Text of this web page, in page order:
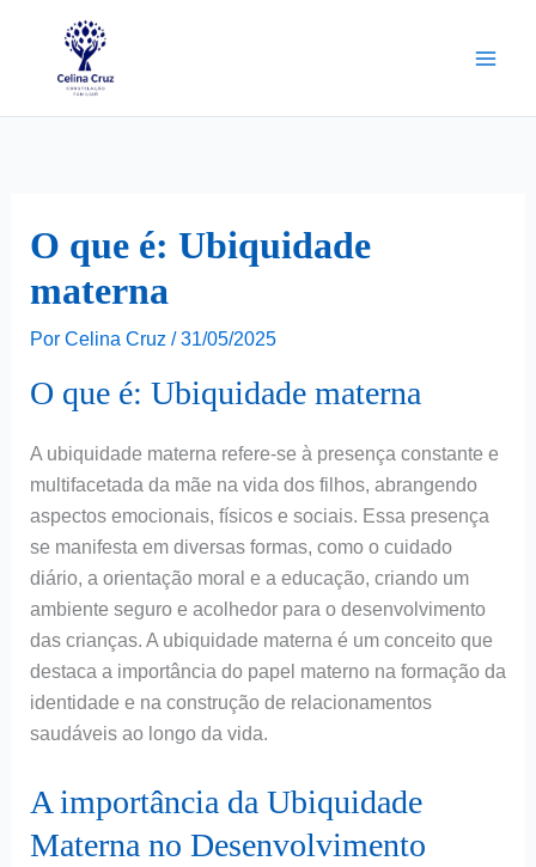
O que é: Ubiquidade
materna
Por Celina Cruz / 31/05/2025
O que é: Ubiquidade materna
A ubiquidade materna refere-se à presença constante e
multifacetada da mãe na vida dos filhos, abrangendo
aspectos emocionais, físicos e sociais. Essa presença
se manifesta em diversas formas, como o cuidado
diário, a orientação moral e a educação, criando um
ambiente seguro e acolhedor para o desenvolvimento
das crianças. A ubiquidade materna é um conceito que
destaca a importância do papel materno na formação da
identidade e na construção de relacionamentos
saudáveis ao longo da vida.
A importância da Ubiquidade
Materna no Desenvolvimento